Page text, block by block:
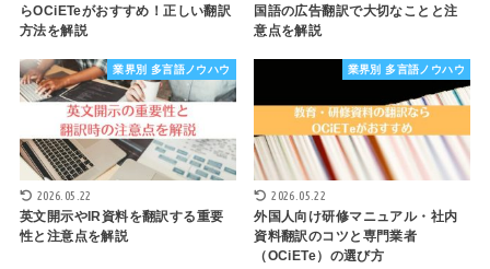
らOCiETeがおすすめ！正しい翻訳
方法を解説
国語の広告翻訳で大切なことと注
意点を解説
業界別 多言語ノウハウ
2026.05.22
英文開示やIR資料を翻訳する重要
性と注意点を解説
業界別 多言語ノウハウ
2026.05.22
外国人向け研修マニュアル・社内
資料翻訳のコツと専門業者
（OCiETe）の選び方